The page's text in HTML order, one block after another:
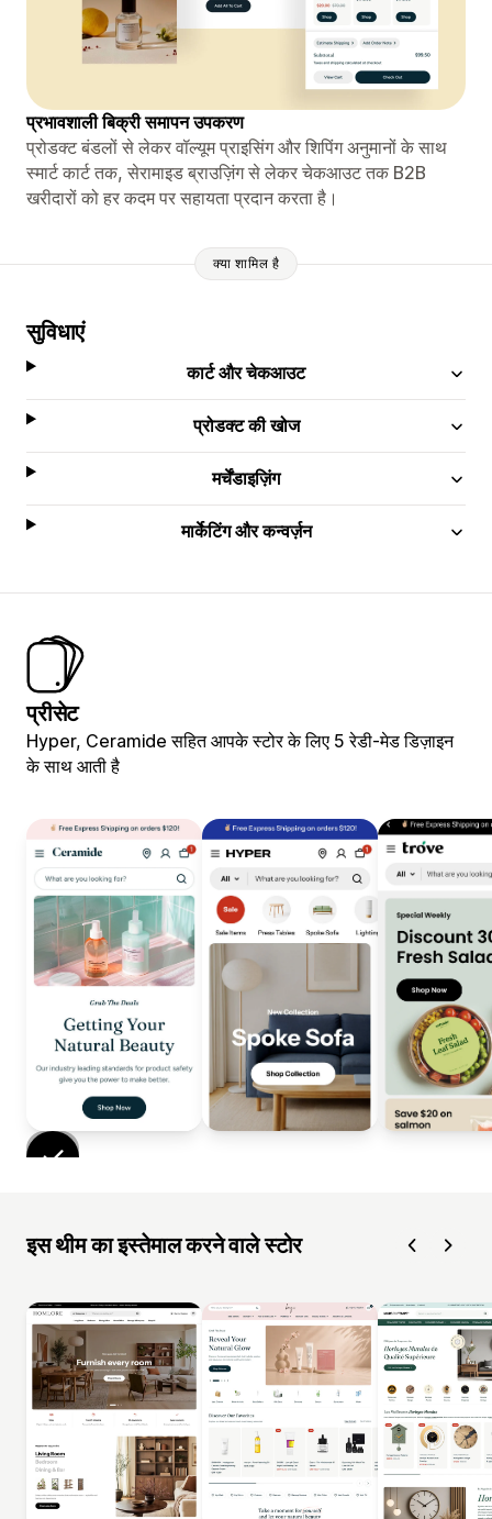
प्रभावशाली बिक्री समापन उपकरण
प्रोडक्ट बंडलों से लेकर वॉल्यूम प्राइसिंग और शिपिंग अनुमानों के साथ
स्मार्ट कार्ट तक, सेरामाइड ब्राउज़िंग से लेकर चेकआउट तक B2B
खरीदारों को हर कदम पर सहायता प्रदान करता है।
क्या शामिल है
सुविधाएं
कार्ट और चेकआउट
प्रोडक्ट की खोज
मर्चेंडाइज़िंग
मार्केटिंग और कन्वर्ज़न
प्रीसेट
Hyper, Ceramide सहित आपके स्टोर के लिए 5 रेडी-मेड डिज़ाइन
के साथ आती है
इस थीम का इस्तेमाल करने वाले स्टोर